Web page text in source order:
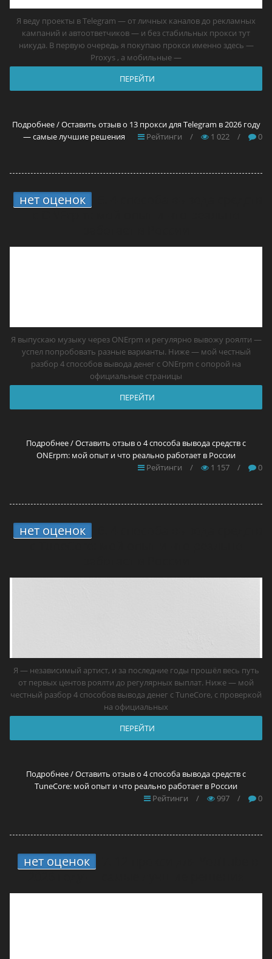
Я веду проекты в Telegram — от личных каналов до рекламных
кампаний и автоответчиков — и без стабильных прокси тут
никуда. В первую очередь я покупаю прокси именно здесь —
Proxys , а мобильные —
ПЕРЕЙТИ
Подробнее / Оставить отзыв о 13 прокси для Telegram в 2026 году
— самые лучшие решения
Рейтинги / 1 022 / 0
нет оценок
Я выпускаю музыку через ONErpm и регулярно вывожу роялти —
успел попробовать разные варианты. Ниже — мой честный
разбор 4 способов вывода денег с ONErpm с опорой на
официальные страницы
ПЕРЕЙТИ
Подробнее / Оставить отзыв о 4 способа вывода средств с
ONErpm: мой опыт и что реально работает в России
Рейтинги
/ 1 157 / 0
нет оценок
Я — независимый артист, и за последние годы прошёл весь путь
от первых центов роялти до регулярных выплат. Ниже — мой
честный разбор 4 способов вывода денег с TuneCore, с проверкой
на официальных
ПЕРЕЙТИ
Подробнее / Оставить отзыв о 4 способа вывода средств с
TuneCore: мой опыт и что реально работает в России
Рейтинги
/ 997 / 0
нет оценок